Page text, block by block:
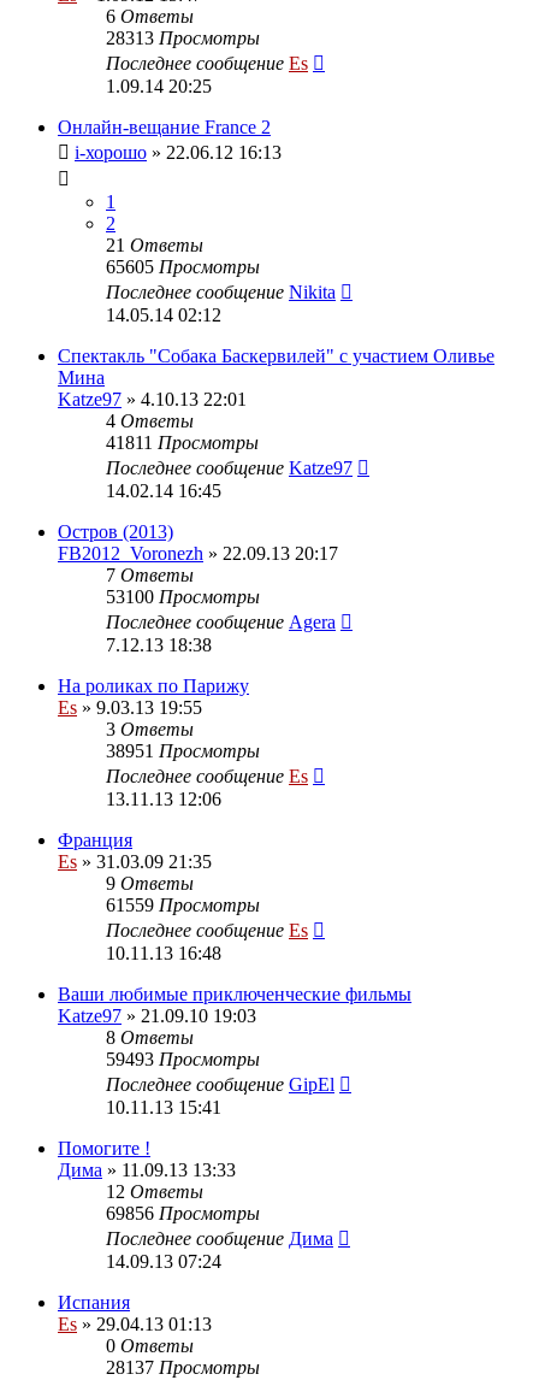
6 Ответы
28313 Просмотры
Последнее сообщение Es
1.09.14 20:25
Онлайн-вещание France 2
i-хорошо » 22.06.12 16:13
1
2
21 Ответы
65605 Просмотры
Последнее сообщение Nikita
14.05.14 02:12
Спектакль "Собака Баскервилей" с участием Оливье
Мина
Katze97 » 4.10.13 22:01
4 Ответы
41811 Просмотры
Последнее сообщение Katze97
14.02.14 16:45
Остров (2013)
FB2012_Voronezh » 22.09.13 20:17
7 Ответы
53100 Просмотры
Последнее сообщение Agera
7.12.13 18:38
На роликах по Парижу
Es » 9.03.13 19:55
3 Ответы
38951 Просмотры
Последнее сообщение Es
13.11.13 12:06
Франция
Es » 31.03.09 21:35
9 Ответы
61559 Просмотры
Последнее сообщение Es
10.11.13 16:48
Ваши любимые приключенческие фильмы
Katze97 » 21.09.10 19:03
8 Ответы
59493 Просмотры
Последнее сообщение GipEl
10.11.13 15:41
Помогите !
Дима » 11.09.13 13:33
12 Ответы
69856 Просмотры
Последнее сообщение Дима
14.09.13 07:24
Испания
Es » 29.04.13 01:13
0 Ответы
28137 Просмотры